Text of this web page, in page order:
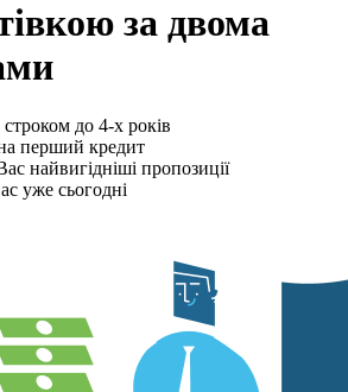
за двома
до 4-х років
перший кредит
найвигідніші пропозиції
уже сьогодні